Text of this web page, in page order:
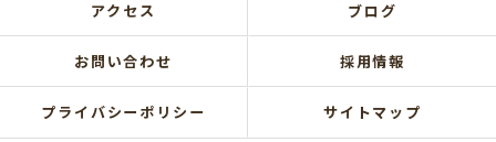
アクセス ブログ
お問い合わせ 採用情報
プライバシーポリシー サイトマップ